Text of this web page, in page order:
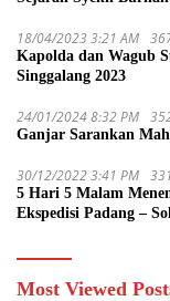
18/04/2023 3:21 AM
Kapolda dan Wagub
Singgalang 2023
24/01/2024 8:32 PM
Ganjar Sarankan
30/12/2022 3:41 PM
5 Hari 5 Malam
Ekspedisi Padang –
Most Viewed